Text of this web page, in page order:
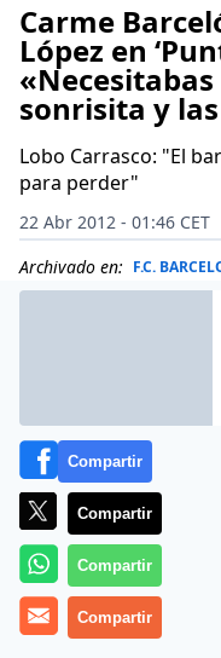
Carme
López en
sonrisita y
Lobo Carrasco: "El
para perder"
22 Abr 2012 - 01:46 CET
Archivado en: F.C.
Compartir
Compartir
Compartir
Compartir